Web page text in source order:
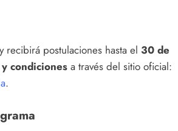
recibirá postulaciones hasta el 30 de
y condiciones a través del sitio oficial:
.